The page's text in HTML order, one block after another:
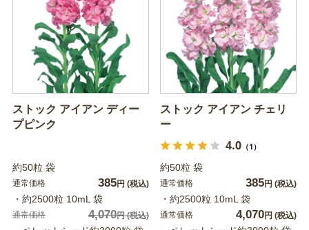
ストック アイアン ディー
プピンク
約50粒 袋
通常価格 385円 (税込)
・約2500粒 10mL 袋
通常価格 4,070円(税込)
ストック アイアン チェリ
ー
4.0（1）
約50粒 袋
通常価格 385円 (税込)
・約2500粒 10mL 袋
通常価格 4,070円 (税込)